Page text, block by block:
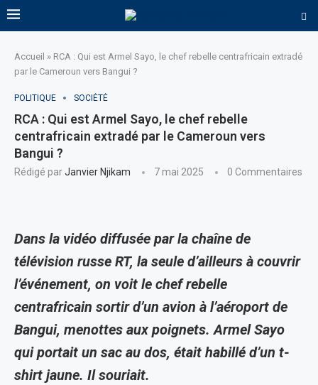
Accueil » RCA : Qui est Armel Sayo, le chef rebelle centrafricain extradé
par le Cameroun vers Bangui ?
POLITIQUE SOCIÉTÉ
RCA : Qui est Armel Sayo, le chef rebelle
centrafricain extradé par le Cameroun vers
Bangui ?
Rédigé parJanvier Njikam 7 mai 2025 0 Commentaires
Dans la vidéo diffusée par la chaîne de
télévision russe RT, la seule d’ailleurs à couvrir
l’événement, on voit le chef rebelle
centrafricain sortir d’un avion à l’aéroport de
Bangui, menottes aux poignets. Armel Sayo
qui portait un sac au dos, était habillé d’un t-
shirt jaune. Il souriait.